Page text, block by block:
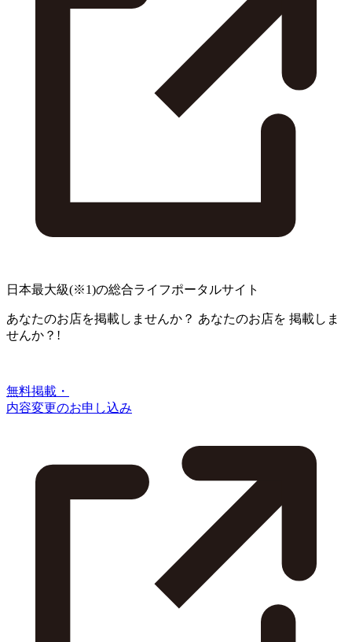
日本最大級(※1)の総合ライフポータルサイト
あなたのお店を掲載しませんか？ あなたのお店を 掲載しま
せんか？!
無料掲載・
内容変更のお申し込み